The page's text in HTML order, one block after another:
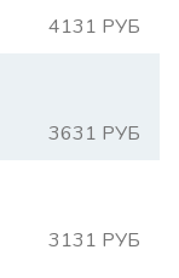
4131 РУБ
3631 РУБ
3131 РУБ